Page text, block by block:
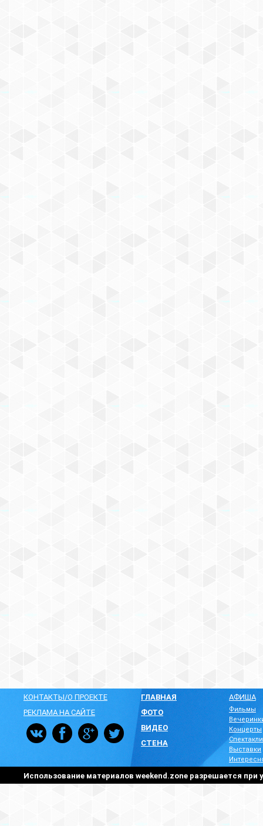
КОНТАКТЫ/О ПРОЕКТЕ
РЕКЛАМА НА САЙТЕ
ГЛАВНАЯ
ФОТО
ВИДЕО
СТЕНА
АФИША
Фильмы
Концерты
Спектакли
Выставки
Использование материалов weekend.zone разрешается